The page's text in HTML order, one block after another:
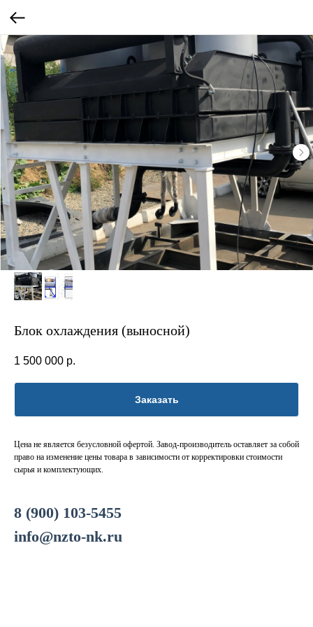
Блок охлаждения (выносной)
1 500 000 р.
Заказать
Цена не является безусловной офертой. Завод-производитель оставляет за собой
право на изменение цены товара в зависимости от корректировки стоимости
сырья и комплектующих.
8 (900) 103-5455
info@nzto-nk.ru